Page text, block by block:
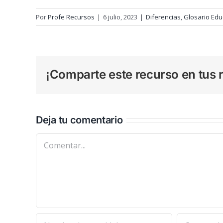
PorProfe Recursos | 6 julio, 2023 | Diferencias,Glosario
¡Comparte este recurso en tus
Deja tu comentario
Comentar